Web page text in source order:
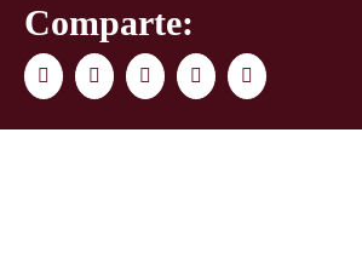
Comparte:
FacebookTwitter LinkedInWhatsAppCorreo
electrónico